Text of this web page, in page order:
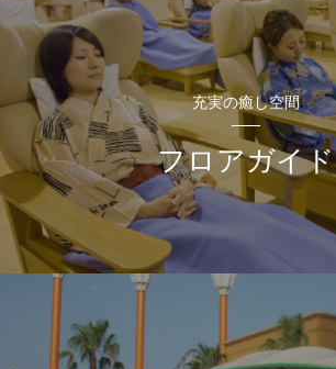
充実の癒し空間
フロアガイド